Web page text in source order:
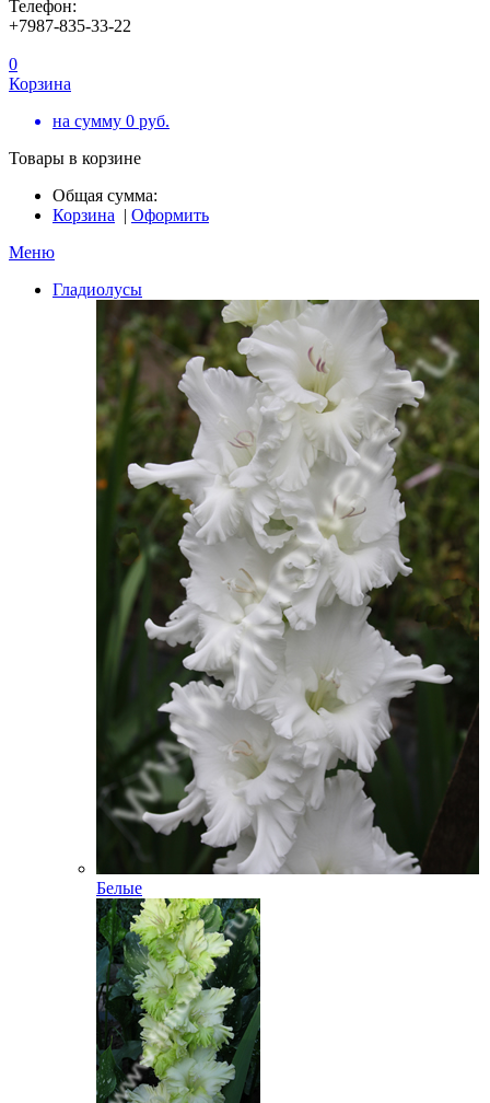
Телефон:
+7987-835-33-22
0
Корзина
на сумму 0 руб.
Товары в корзине
Общая сумма:
Корзина | Оформить
Меню
Гладиолусы
Белые